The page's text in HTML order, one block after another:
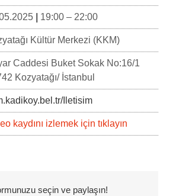
19:00 – 22:00
Kültür Merkezi (KKM)
Caddesi Buket Sokak No:16/1
Kozyatağı/ İstanbul
Iletisim
kaydını izlemek için tıklayın
seçin ve paylaşın!